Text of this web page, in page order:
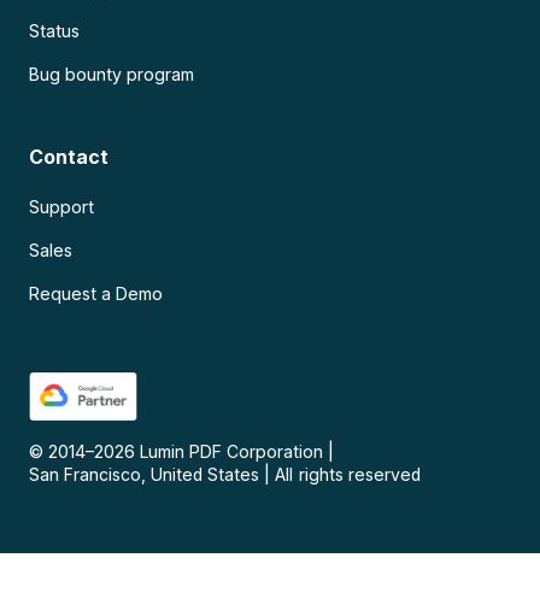
Status
Bug bounty program
Contact
Support
Sales
Request a Demo
© 2014–2026 Lumin PDF Corporation
San Francisco, United States
All rights reserved